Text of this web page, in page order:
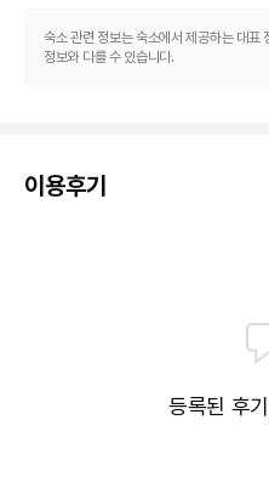
대표적인 편의 시설과 서비스로는 비
숙소 관련 정보는 숙소에서 제공하는 대표
정보와 다를 수 있습니다.
이용후기
등록된 후